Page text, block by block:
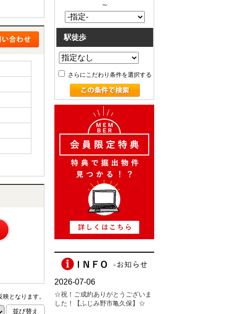
となります。
～
駅徒歩
さらにこだわり条件を選択する